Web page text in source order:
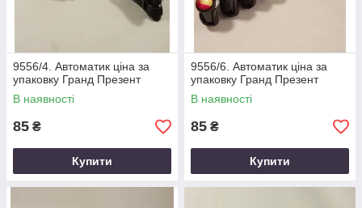
9556/4. Автоматик ціна за
упаковку Гранд Презент
В наявності
85 ₴
Купити
9556/6. Автоматик ціна за
упаковку Гранд Презент
В наявності
85 ₴
Купити